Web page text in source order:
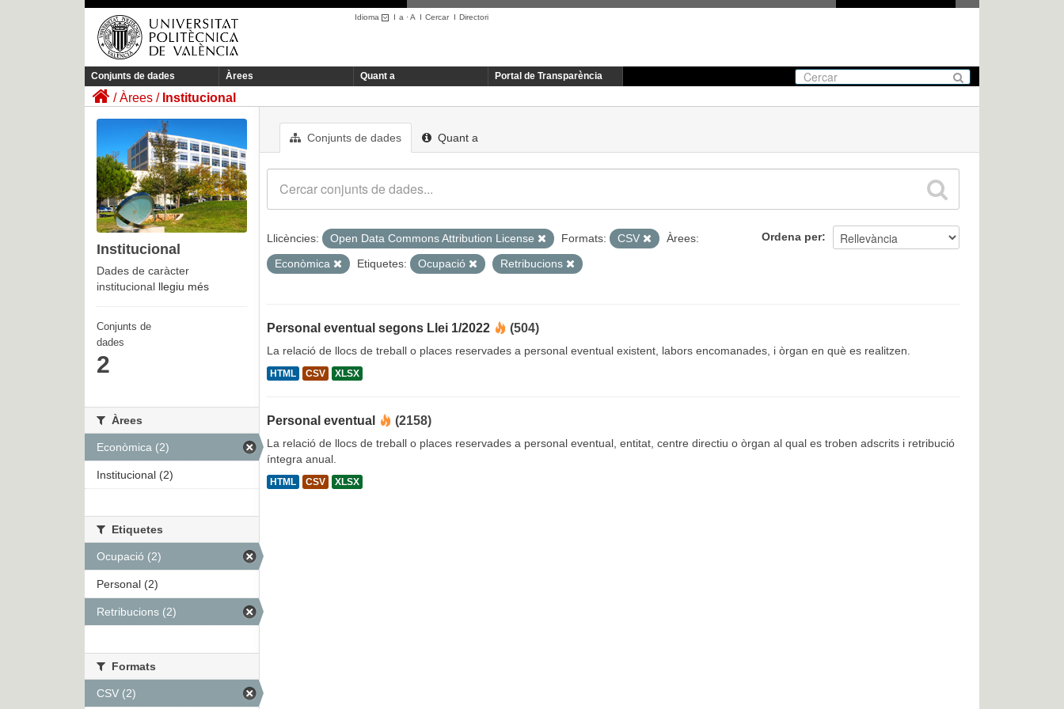
Idioma I a ·A I CercarI Directori
Conjunts de dades Àrees Quant a Portal de Transparència
Àrees Institucional
Conjunts de dades Quant a
Ordena per
Llicències: Open Data Commons Attribution License Formats: CSV
Àrees:
Econòmica
Etiquetes: Ocupació Retribucions
Personal eventual segons Llei 1/2022 (504)
La relació de llocs de treball o places reservades a personal eventual existent, labors encomanades, i òrgan en què es realitzen.
HTML CSV XLSX
Personal eventual (2158)
La relació de llocs de treball o places reservades a personal eventual, entitat, centre directiu o òrgan al qual es troben adscrits i retribució
íntegra anual.
HTML CSV XLSX
Institucional
Dades de caràcter
institucional llegiu més
Conjunts de
dades
2
Àrees
Econòmica (2)
Institucional (2)
Etiquetes
Ocupació (2)
Personal (2)
Retribucions (2)
Formats
CSV (2)